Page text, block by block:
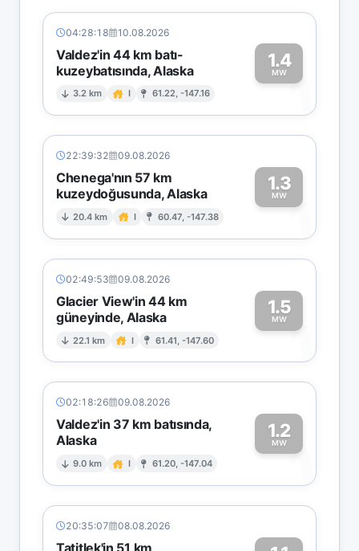
04:28:18 10.08.2026
Valdez'in 44 km batı-
kuzeybatısında, Alaska
3.2 km I 61.22, -147.16
1.4
MW1
22:39:32 09.08.2026
Chenega'nın 57 km
kuzeydoğusunda, Alaska
20.4 km I 60.47, -147.38
1.3
MW1
02:49:53 09.08.2026
Glacier View'in 44 km
güneyinde, Alaska
22.1 km I 61.41, -147.60
1.5
MW1
02:18:26 09.08.2026
Valdez'in 37 km batısında,
Alaska
9.0 km I 61.20, -147.04
1.2
MW1
20:35:07 08.08.2026
Tatitlek'in 51 km